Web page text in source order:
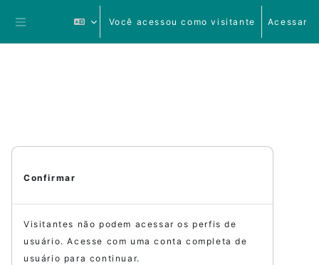
Ir para o conteúdo principal
Você acessou como visitante Acessar
Confirmar
Visitantes não podem acessar os perfis de
usuário. Acesse com uma conta completa de
usuário para continuar.